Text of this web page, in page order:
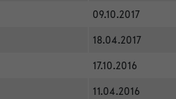
09.10.2017
18.04.2017
17.10.2016
11.04.2016